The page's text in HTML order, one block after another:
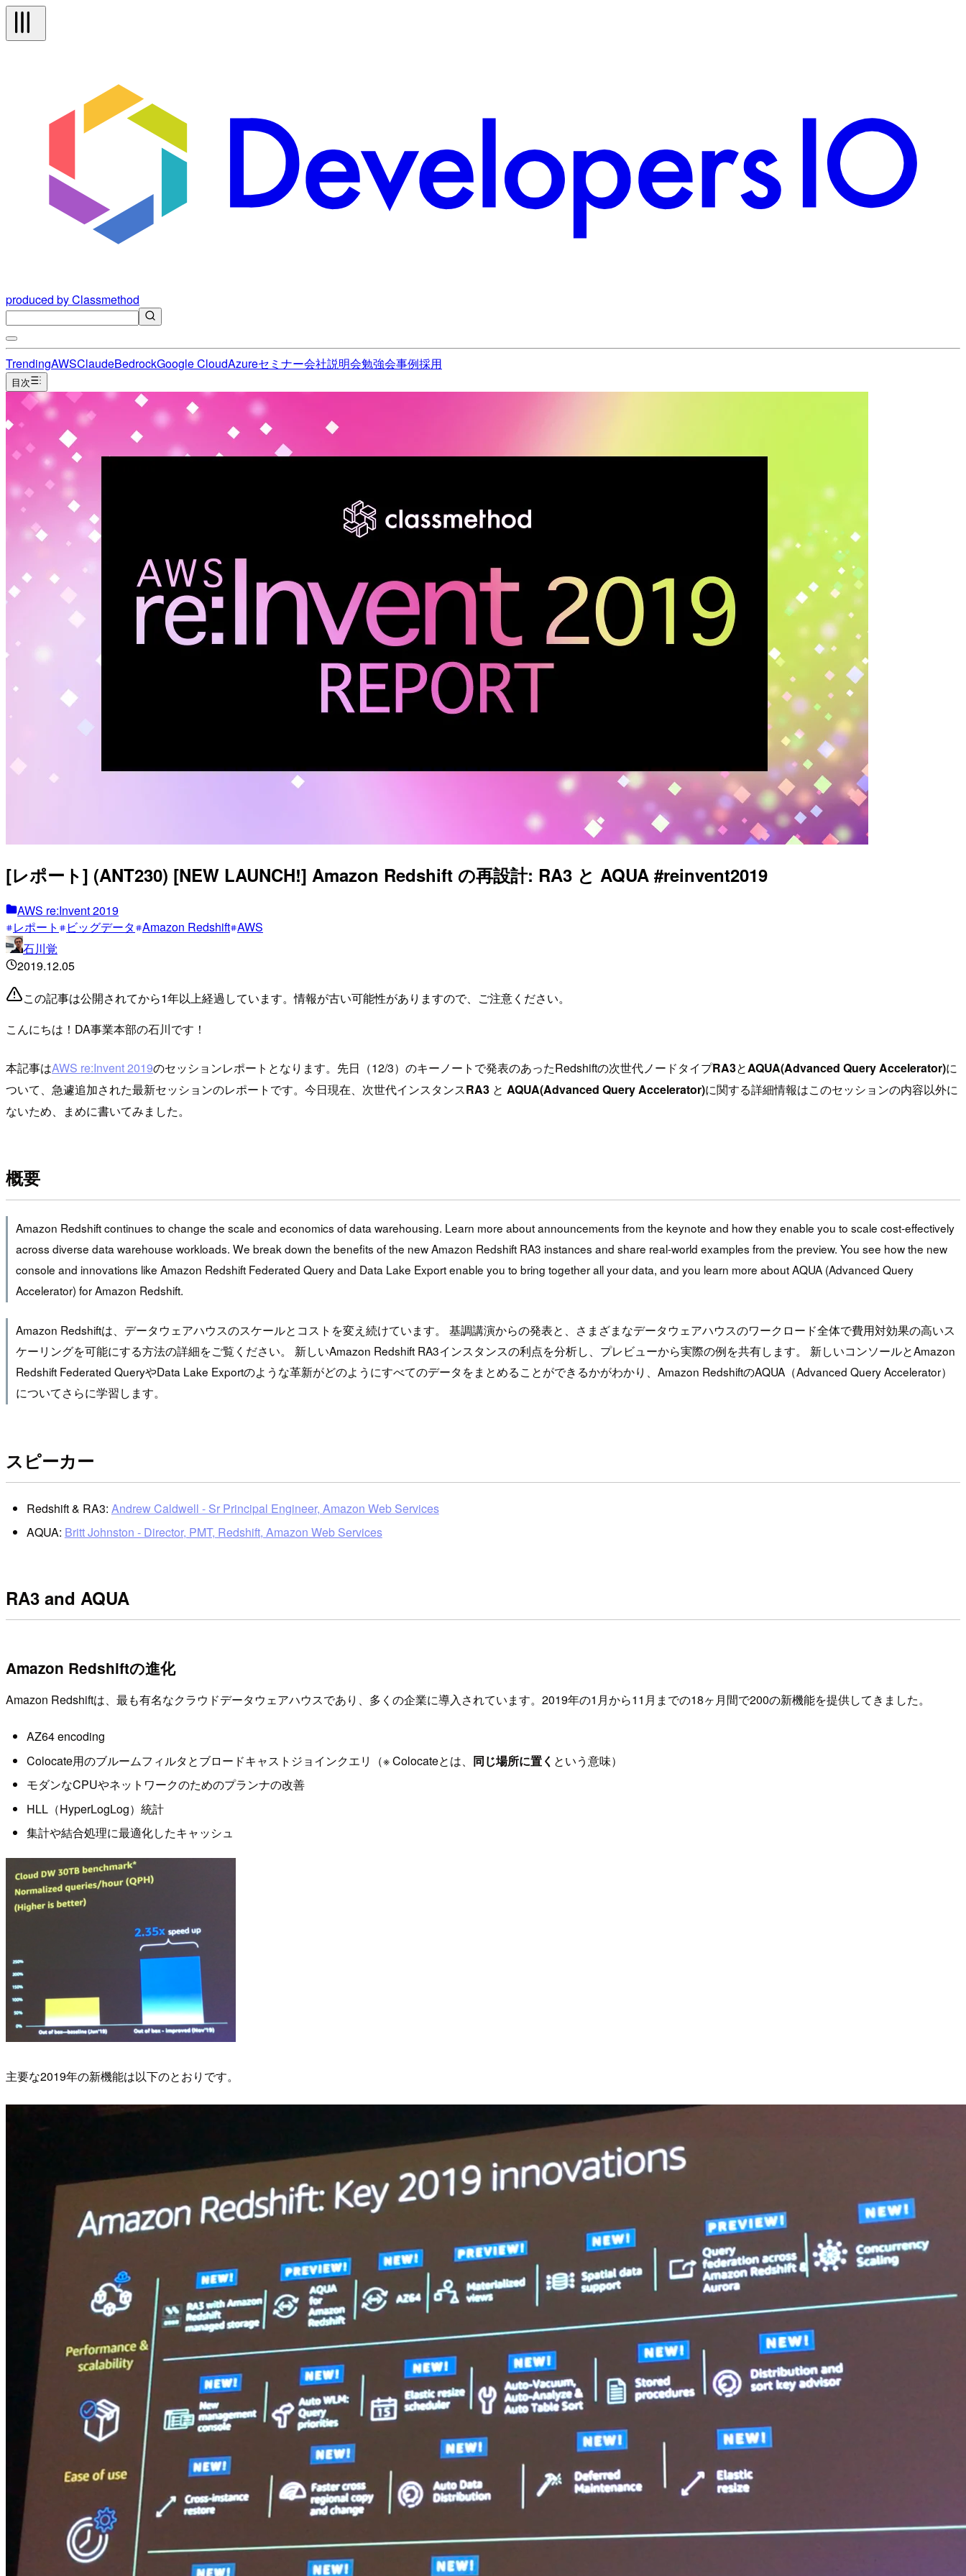
produced by Classmethod
TrendingAWSClaudeBedrockGoogle CloudAzureセミナー会社説明会勉強会事例採用
目次
[レポート] (ANT230) [NEW LAUNCH!] Amazon Redshift の再設計: RA3 と AQUA #reinvent2019
AWS re:Invent 2019
レポート
ビッグデータ Amazon Redshift AWS
石川覚
2019.12.05
この記事は公開されてから1年以上経過しています。情報が古い可能性がありますので、ご注意ください。
こんにちは！DA事業本部の石川です！
本記事はAWS re:Invent 2019のセッションレポートとなります。先日（12/3）のキーノートで発表のあったRedshiftの次世代ノードタイプRA3とAQUA(Advanced Query Accelerator)に
ついて、急遽追加された最新セッションのレポートです。今日現在、次世代インスタンスRA3 と AQUA(Advanced Query Accelerator)に関する詳細情報はこのセッションの内容以外に
ないため、まめに書いてみました。
概要
Amazon Redshift continues to change the scale and economics of data warehousing. Learn more about announcements from the keynote and how they enable you to scale cost-effectively
across diverse data warehouse workloads. We break down the benefits of the new Amazon Redshift RA3 instances and share real-world examples from the preview. You see how the new
console and innovations like Amazon Redshift Federated Query and Data Lake Export enable you to bring together all your data, and you learn more about AQUA (Advanced Query
Accelerator) for Amazon Redshift.
Amazon Redshiftは、データウェアハウスのスケールとコストを変え続けています。 基調講演からの発表と、さまざまなデータウェアハウスのワークロード全体で費用対効果の高いス
ケーリングを可能にする方法の詳細をご覧ください。 新しいAmazon Redshift RA3インスタンスの利点を分析し、プレビューから実際の例を共有します。 新しいコンソールとAmazon
Redshift Federated QueryやData Lake Exportのような革新がどのようにすべてのデータをまとめることができるかがわかり、Amazon RedshiftのAQUA（Advanced Query Accelerator）
についてさらに学習します。
スピーカー
Redshift & RA3: Andrew Caldwell - Sr Principal Engineer, Amazon Web Services
AQUA: Britt Johnston - Director, PMT, Redshift, Amazon Web Services
RA3 and AQUA
Amazon Redshiftの進化
Amazon Redshiftは、最も有名なクラウドデータウェアハウスであり、多くの企業に導入されています。2019年の1月から11月までの18ヶ月間で200の新機能を提供してきました。
AZ64 encoding
Colocate用のブルームフィルタとブロードキャストジョインクエリ（※ Colocateとは、 同じ場所に置く という意味）
モダンなCPUやネットワークのためのプランナの改善
HLL（HyperLogLog）統計
集計や結合処理に最適化したキャッシュ
主要な2019年の新機能は以下のとおりです。